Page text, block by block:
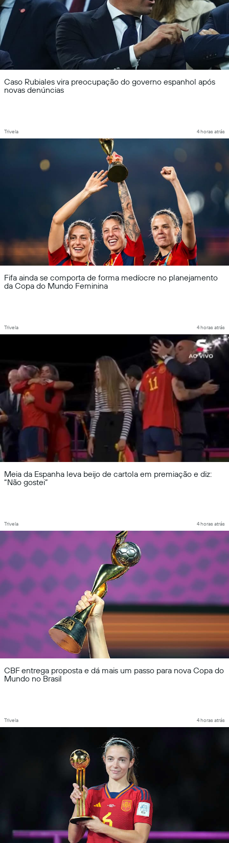
Caso Rubiales vira preocupação do governo espanhol após
novas denúncias
Trivela 4 horas atrás
Fifa ainda se comporta de forma medíocre no planejamento
da Copa do Mundo Feminina
Trivela 4 horas atrás
Meia da Espanha leva beijo de cartola em premiação e diz:
“Não gostei”
Trivela 4 horas atrás
CBF entrega proposta e dá mais um passo para nova Copa do
Mundo no Brasil
Trivela 4 horas atrás